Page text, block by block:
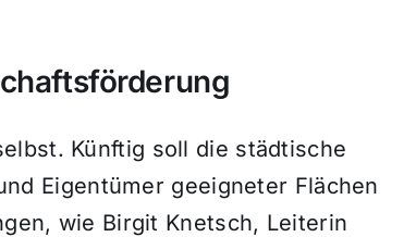
Künftig soll die städtische
Eigentümer geeigneter Flächen
wie Birgit Knetsch, Leiterin